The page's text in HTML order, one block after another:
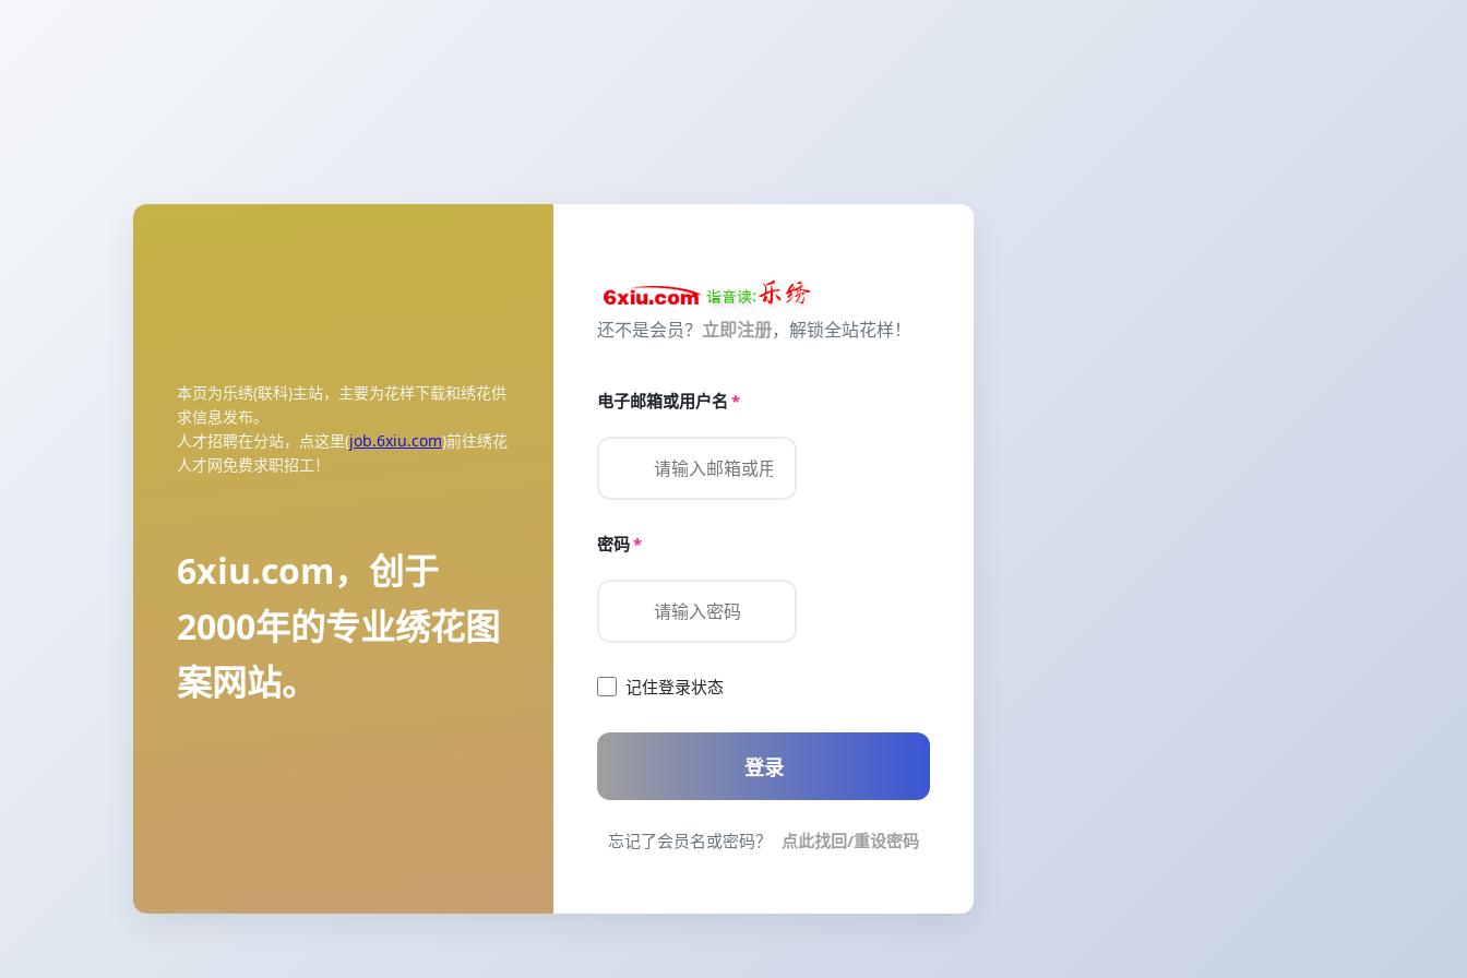
本页为乐绣(联科)主站，主要为花样下载和绣花供
求信息发布。
人才招聘在分站，点这里(job.6xiu.com)前往绣花
人才网免费求职招工！
6xiu.com，创于
2000年的专业绣花图
案网站。
还不是会员？ 立即注册，解锁全站花样！
电子邮箱或用户名 *
密码*
记住登录状态
登录
忘记了会员名或密码？ 点此找回/重设密码